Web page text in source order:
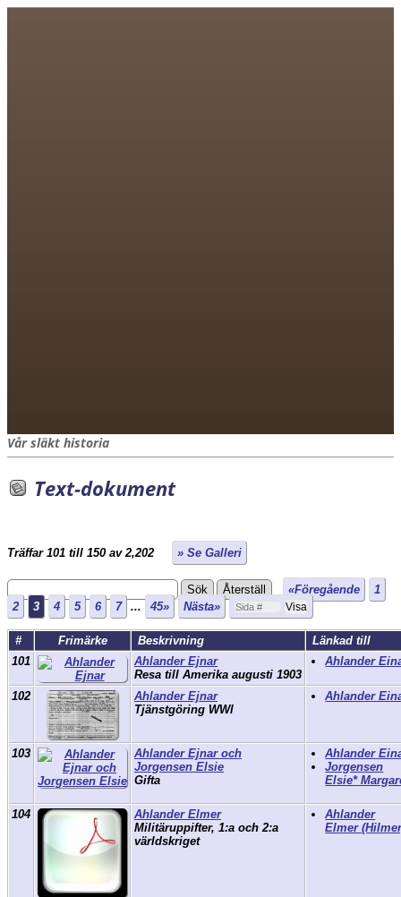
Vår släkt historia
Text-dokument
Träffar 101 till 150 av 2,202 » Se Galleri
«Föregående
1
2
3 4 5 6 7 ... 45» Nästa»
# Frimärke Beskrivning
Länkad till
101
Ahlander Ejnar
Resa till Amerika augusti 1903
Ahlander
102
Ahlander Ejnar
Tjänstgöring WWl
Ahlander
103
Ahlander Ejnar och
Jorgensen Elsie
Gifta
Ahlander
Jorgensen
Elsie*
104
Ahlander Elmer
Militäruppifter, 1:a och 2:a
världskriget
Ahlander
Elmer